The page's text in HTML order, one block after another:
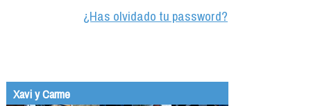
¿Has olvidado tu password?
Xavi y Carme